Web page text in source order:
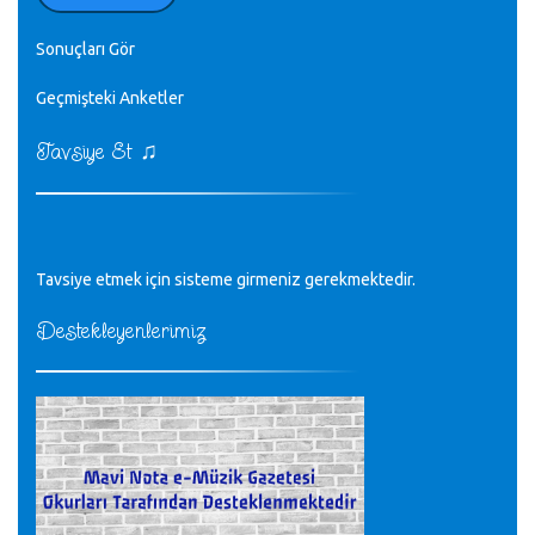
♪
sayın müfit bey bilgilerinizi kontrol edi 6440 sayılı cso
CÜNEYT BALKIZ - 15.11.2022
Sonuçları Gör
Geçmişteki Anketler
Tavsiye Et ♫
Tavsiye etmek için sisteme girmeniz gerekmektedir.
Destekleyenlerimiz